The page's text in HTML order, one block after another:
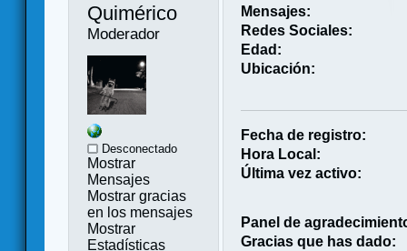
Quimérico
Moderador
Desconectado
Mostrar
Mensajes
Mostrar gracias
en los mensajes
Mostrar
Estadísticas
Mensajes:
Redes Sociales:
Edad:
Ubicación:
Fecha de registro:
Hora Local:
Última vez activo:
Panel de
Gracias que has dado: